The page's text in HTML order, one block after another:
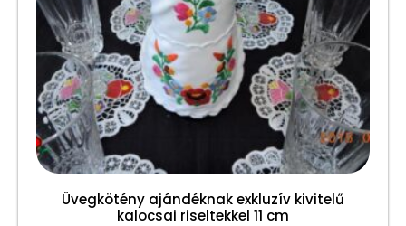
Üvegkötény ajándéknak exkluzív kivitelű
kalocsai riseltekkel 11 cm